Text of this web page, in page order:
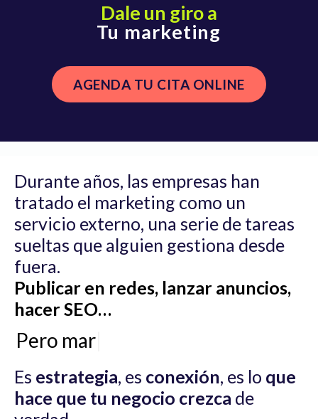
Dale un giro a
Tu marketing
AGENDA TU CITA ONLINE
Durante años, las empresas han
tratado el marketing como un
servicio externo, una serie de tareas
sueltas que alguien gestiona desde
fuera.
Publicar en redes, lanzar anuncios,
hacer SEO…
Pero marketi
Es estrategia, es conexión, es lo que
hace que tu negocio crezca de